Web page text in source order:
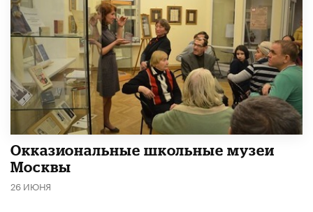
​Окказиональные школьные музеи
Москвы
26 ИЮНЯ